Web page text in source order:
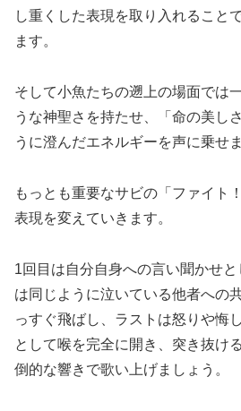
し重くした表現を取り入れること
ます。
そして小魚たちの遡上の場面では
うな神聖さを持たせ、「命の美し
うに澄んだエネルギーを声に乗せま
もっとも重要なサビの「ファイト
表現を変えていきます。
1回目は自分自身への言い聞かせ
は同じように泣いている他者への
っすぐ飛ばし、ラストは怒りや悔
として喉を完全に開き、突き抜け
倒的な響きで歌い上げましょう。